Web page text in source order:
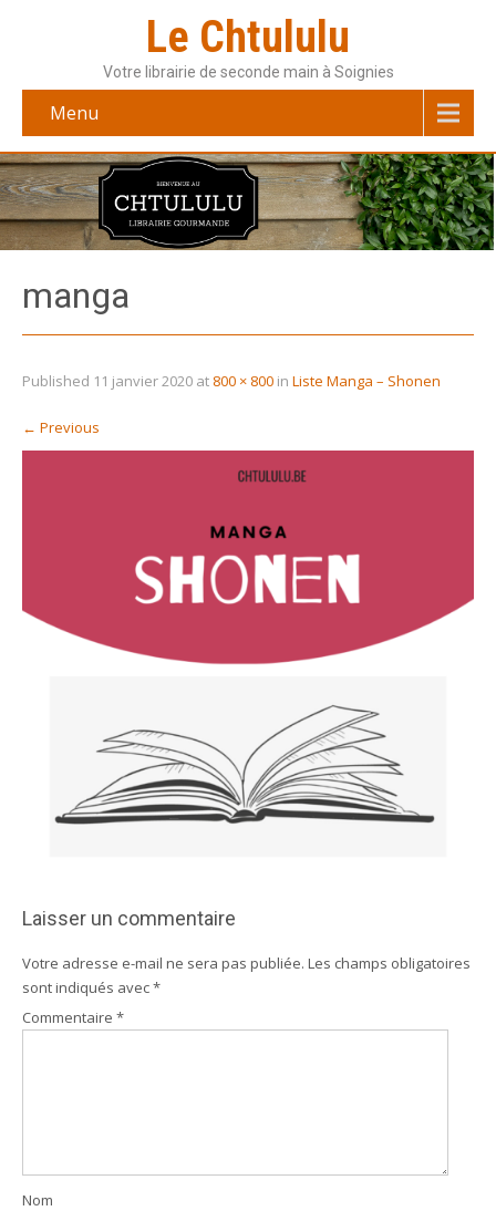
Le Chtululu
Votre librairie de seconde main à Soignies
Menu
manga
Published 11 janvier 2020 at 800 × 800 in Liste Manga – Shonen
← Previous
Laisser un commentaire
Votre adresse e-mail ne sera pas publiée. Les champs obligatoires
sont indiqués avec*
Commentaire *
Nom